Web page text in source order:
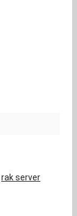
rak server